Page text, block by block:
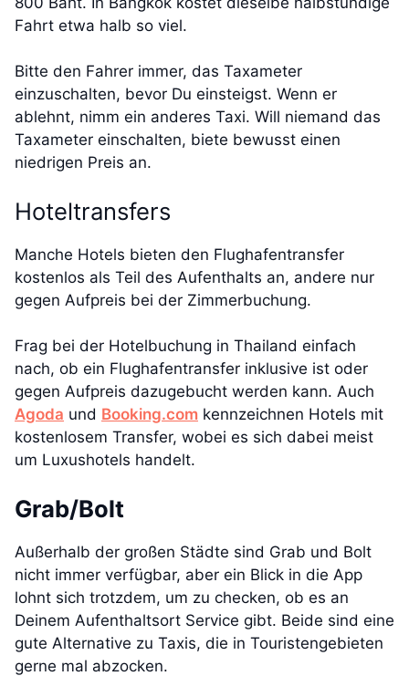
Fahrt etwa halb so viel.
Bitte den Fahrer immer, das Taxameter
einzuschalten, bevor Du einsteigst. Wenn er
ablehnt, nimm ein anderes Taxi. Will niemand das
Taxameter einschalten, biete bewusst einen
niedrigen Preis an.
Hoteltransfers
Manche Hotels bieten den Flughafentransfer
kostenlos als Teil des Aufenthalts an, andere nur
gegen Aufpreis bei der Zimmerbuchung.
Frag bei der Hotelbuchung in Thailand einfach
nach, ob ein Flughafentransfer inklusive ist oder
gegen Aufpreis dazugebucht werden kann. Auch
Agoda und Booking.com kennzeichnen Hotels mit
kostenlosem Transfer, wobei es sich dabei meist
um Luxushotels handelt.
Grab/Bolt
Außerhalb der großen Städte sind Grab und Bolt
nicht immer verfügbar, aber ein Blick in die App
lohnt sich trotzdem, um zu checken, ob es an
Deinem Aufenthaltsort Service gibt. Beide sind eine
gute Alternative zu Taxis, die in Touristengebieten
gerne mal abzocken.